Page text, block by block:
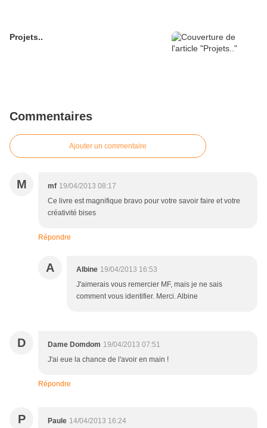
Projets..
Commentaires
Ajouter un commentaire
M mf 19/04/2013 08:17
Ce livre est magnifique bravo pour votre savoir faire et votre
créativité bises
Répondre
A Albine 19/04/2013 16:53
J'aimerais vous remercier MF, mais je ne sais
comment vous identifier. Merci. Albine
D Dame Domdom 19/04/2013 07:51
J'ai eue la chance de l'avoir en main !
Répondre
P Paule 14/04/2013 16:24